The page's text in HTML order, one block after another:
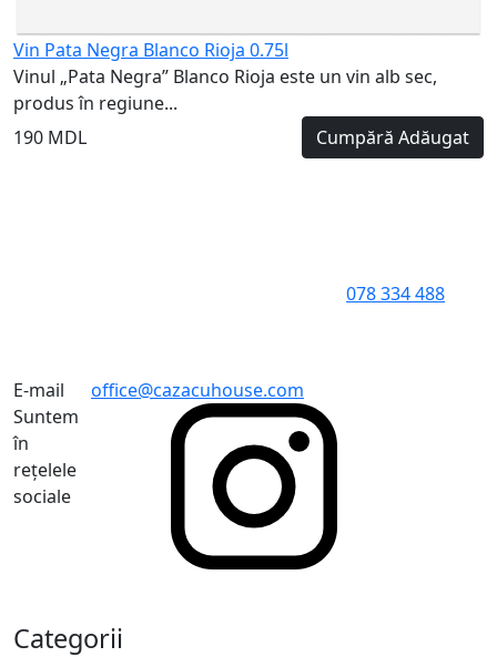
Vin Pata Negra Blanco Rioja 0.75l
Vinul „Pata Negra” Blanco Rioja este un vin alb sec,
produs în regiune...
190 MDL
Cumpără Adăugat
078 334 488
E-mail
office@cazacuhouse.com
Suntem
în
rețelele
sociale
Categorii